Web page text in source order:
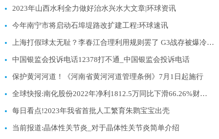
2023年山西水利全力做好治水兴水大文章|环球资讯
今年南宁市将启动石埠堤路改扩建工程:环球速讯
上海打假球太无耻？李春江合理利用规则罢了 G3战存被爆冷可能:环球最资讯
中国银监会投诉电话12378打不通_中国银监会投诉电话
保护黄河河道！《河南省黄河河道管理条例》7月1日起施行
全球快报:南化股份2022年净利1812.5万同比下滑66.26%财务总监李晓晨薪酬34.75万
每日看点!2023年我省首批人工繁育朱鹮宝宝出壳
当前报道:晶体性关节炎_对于晶体性关节炎简单介绍